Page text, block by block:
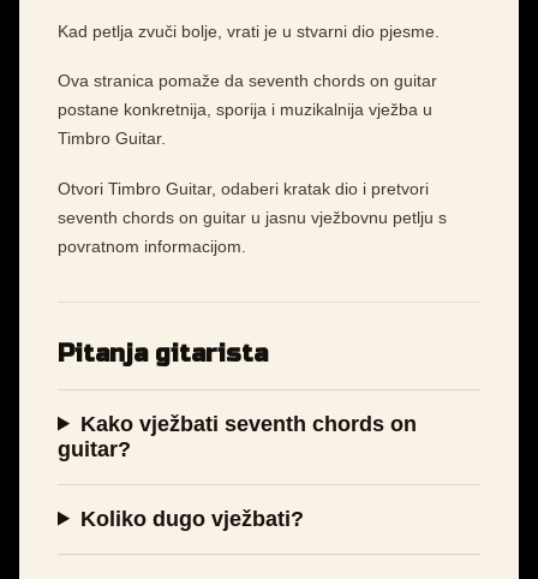
Kad petlja zvuči bolje, vrati je u stvarni dio pjesme.
Ova stranica pomaže da seventh chords on guitar
postane konkretnija, sporija i muzikalnija vježba u
Timbro Guitar.
Otvori Timbro Guitar, odaberi kratak dio i pretvori
seventh chords on guitar u jasnu vježbovnu petlju s
povratnom informacijom.
Pitanja gitarista
Kako vježbati seventh chords on
guitar?
Koliko dugo vježbati?